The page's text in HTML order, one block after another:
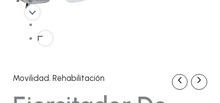
Movilidad,Rehabilitación
El
El
Ejercitador
piernas